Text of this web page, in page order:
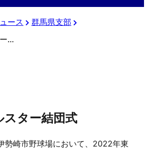
ース
群馬県支部
報知オールスター結団式
スター結団式
勢崎市野球場において、2022年東